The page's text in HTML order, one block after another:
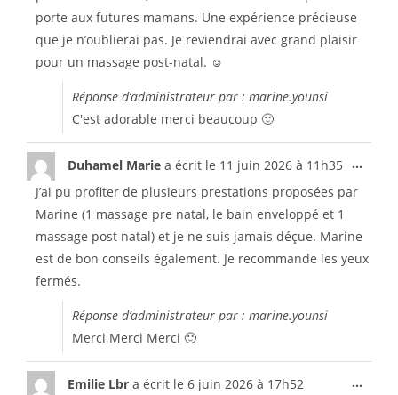
porte aux futures mamans. Une expérience précieuse
que je n’oublierai pas. Je reviendrai avec grand plaisir
pour un massage post-natal. ☺️
Réponse d’administrateur par : marine.younsi
C'est adorable merci beaucoup 🙂
Duhamel Marie a écrit le 11 juin 2026 à 11h35
J’ai pu profiter de plusieurs prestations proposées par
Marine (1 massage pre natal, le bain enveloppé et 1
massage post natal) et je ne suis jamais déçue. Marine
est de bon conseils également. Je recommande les yeux
fermés.
Réponse d’administrateur par : marine.younsi
Merci Merci Merci 🙂
...
Emilie Lbr a écrit le 6 juin 2026 à 17h52
...